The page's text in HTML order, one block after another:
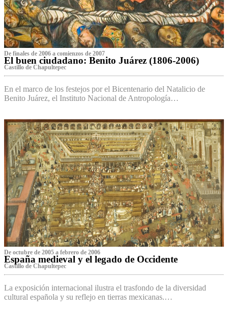
De finales de 2006 a comienzos de 2007
El buen ciudadano: Benito Juárez (1806-2006)
Castillo de Chapultepec
En el marco de los festejos por el Bicentenario del Natalicio de
Benito Juárez, el Instituto Nacional de Antropología…
De octubre de 2005 a febrero de 2006
España medieval y el legado de Occidente
Castillo de Chapultepec
La exposición internacional ilustra el trasfondo de la diversidad
cultural española y su reflejo en tierras mexicanas.…